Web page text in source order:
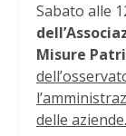
Sabato alle
Misure
delle aziende.